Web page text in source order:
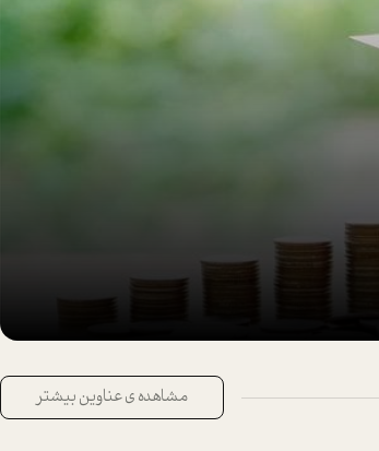
مشاهده ی عناوین بیشتر